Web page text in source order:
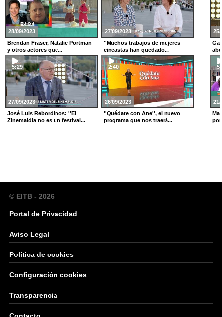
28/09/2023
Brendan Fraser, Natalie Portman
y otros actores que...
27/09/2023
''Muchos trabajos de mujeres
cineastas han quedado...
27/09/2023
5:29
José Luis Rebordinos: ''El
Zinemaldia no es un festival...
26/09/2023
2:40
''Quédate con Ane'', el nuevo
programa que nos traerá...
25/
21/
© EITB - 2026
Portal de Privacidad
Aviso Legal
Política de cookies
Configuración cookies
Transparencia